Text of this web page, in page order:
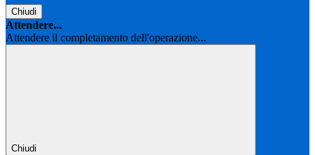
Chiudi
Attendere...
Attendere il completamento dell'operazione...
Chiudi